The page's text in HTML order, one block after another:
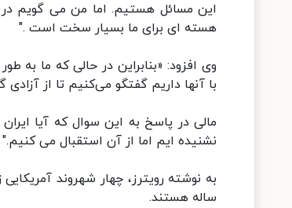
این مسائل هستیم. اما من می گویم در
هسته ای برای ما بسیار سخت است ."
وی افزود: «بنابراین در حالی که ما به
با آنها داریم گفتگو می‌کنیم تا از
مالی در پاسخ به این سوال که آیا
نشنیده ایم اما از آن استقبال می کنیم."
ساله هستند.